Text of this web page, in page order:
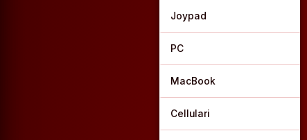
Joypad
PC
MacBook
Cellulari